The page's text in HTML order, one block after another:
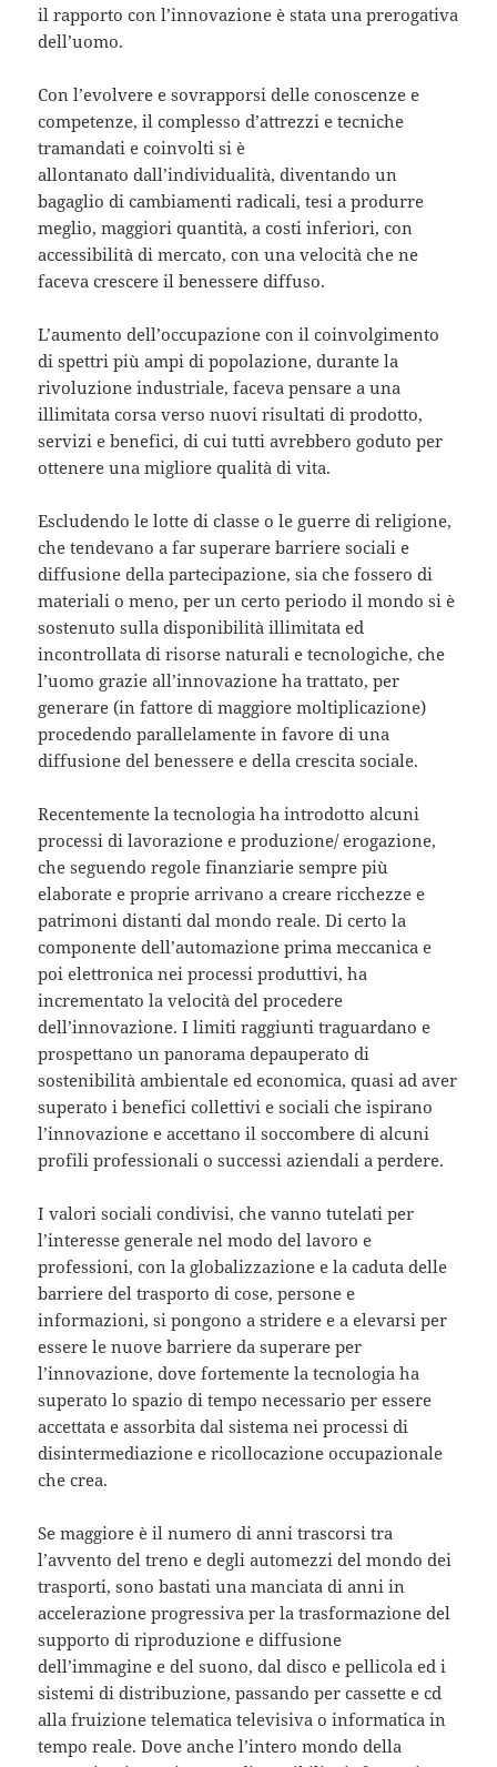
il rapporto con l’innovazione è stata una prerogativa
dell’uomo.
Con l’evolvere e sovrapporsi delle conoscenze e
competenze, il complesso d’attrezzi e tecniche
tramandati e coinvolti si è
allontanato dall’individualità, diventando un
bagaglio di cambiamenti radicali, tesi a produrre
meglio, maggiori quantità, a costi inferiori, con
accessibilità di mercato, con una velocità che ne
faceva crescere il benessere diffuso.
L’aumento dell’occupazione con il coinvolgimento
di spettri più ampi di popolazione, durante la
rivoluzione industriale, faceva pensare a una
illimitata corsa verso nuovi risultati di prodotto,
servizi e benefici, di cui tutti avrebbero goduto per
ottenere una migliore qualità di vita.
Escludendo le lotte di classe o le guerre di religione,
che tendevano a far superare barriere sociali e
diffusione della partecipazione, sia che fossero di
materiali o meno, per un certo periodo il mondo si è
sostenuto sulla disponibilità illimitata ed
incontrollata di risorse naturali e tecnologiche, che
l’uomo grazie all’innovazione ha trattato, per
generare (in fattore di maggiore moltiplicazione)
procedendo parallelamente in favore di una
diffusione del benessere e della crescita sociale.
Recentemente la tecnologia ha introdotto alcuni
processi di lavorazione e produzione/ erogazione,
che seguendo regole finanziarie sempre più
elaborate e proprie arrivano a creare ricchezze e
patrimoni distanti dal mondo reale. Di certo la
componente dell’automazione prima meccanica e
poi elettronica nei processi produttivi, ha
incrementato la velocità del procedere
dell’innovazione. I limiti raggiunti traguardano e
prospettano un panorama depauperato di
sostenibilità ambientale ed economica, quasi ad aver
superato i benefici collettivi e sociali che ispirano
l’innovazione e accettano il soccombere di alcuni
profili professionali o successi aziendali a perdere.
I valori sociali condivisi, che vanno tutelati per
l’interesse generale nel modo del lavoro e
professioni, con la globalizzazione e la caduta delle
barriere del trasporto di cose, persone e
informazioni, si pongono a stridere e a elevarsi per
essere le nuove barriere da superare per
l’innovazione, dove fortemente la tecnologia ha
superato lo spazio di tempo necessario per essere
accettata e assorbita dal sistema nei processi di
disintermediazione e ricollocazione occupazionale
che crea.
Se maggiore è il numero di anni trascorsi tra
l’avvento del treno e degli automezzi del mondo dei
trasporti, sono bastati una manciata di anni in
accelerazione progressiva per la trasformazione del
supporto di riproduzione e diffusione
dell’immagine e del suono, dal disco e pellicola ed i
sistemi di distribuzione, passando per cassette e cd
alla fruizione telematica televisiva o informatica in
tempo reale. Dove anche l’intero mondo della